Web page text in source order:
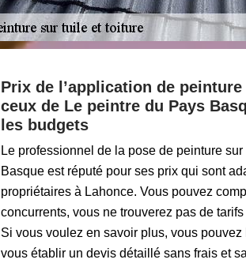
Prix de l’application de
ceux de Le peintre du Pays
les budgets
Le professionnel de la pose de peinture
Basque est réputé pour ses prix qui sont
propriétaires à Lahonce. Vous pouvez
concurrents, vous ne trouverez pas de
Si vous voulez en savoir plus, vous
vous établir un devis détaillé sans frais et